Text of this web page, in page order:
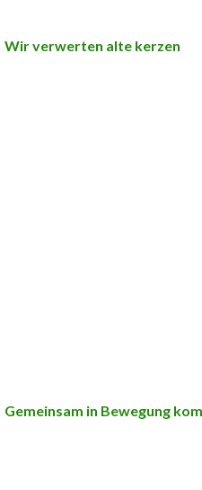
Wir verwerten alte kerzen
Gemeinsam in Bewegung